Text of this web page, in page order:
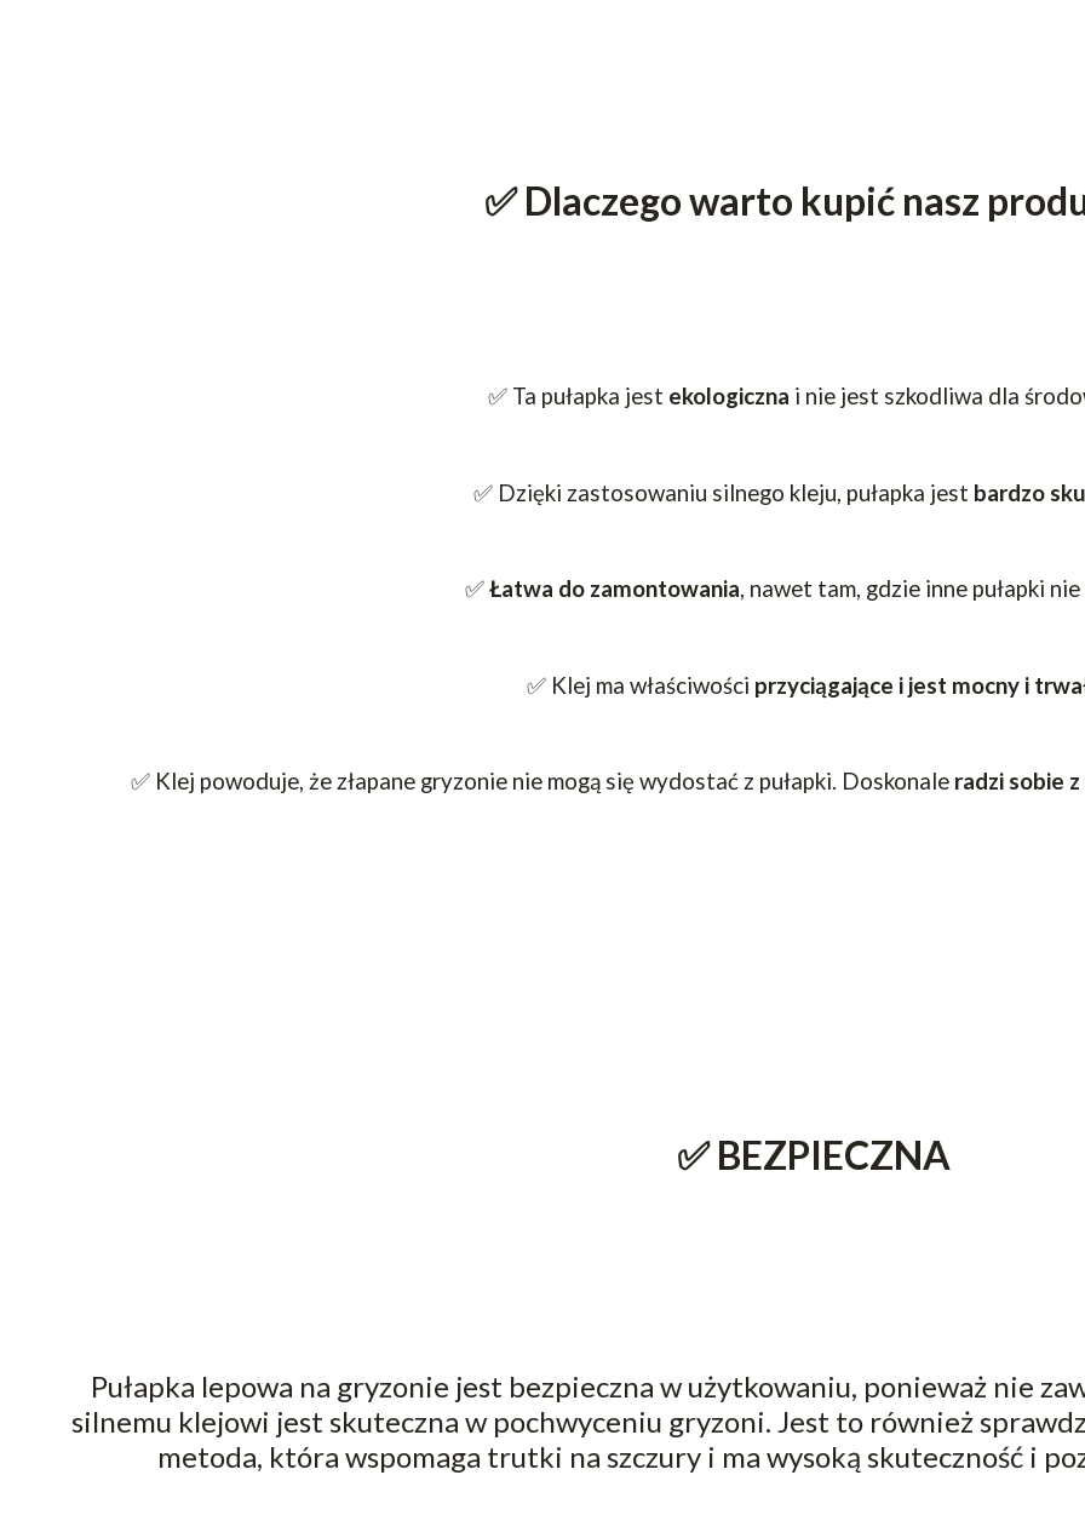
✅ Dlaczego warto kupić nasz
✅ Ta pułapka jest ekologiczna i nie jest szkodliwa dla
✅ Dzięki zastosowaniu silnego kleju, pułapka jest bardzo
✅Łatwa do zamontowania, nawet tam, gdzie inne pułapki nie
✅ Klej ma właściwości przyciągające i jest mocny i
✅ Klej powoduje, że złapane gryzonie nie mogą się wydostać z pułapki. Doskonale radzi sobie
✅ BEZPIECZNA
Pułapka lepowa na gryzonie jest bezpieczna w użytkowaniu, ponieważ nie
silnemu klejowi jest skuteczna w pochwyceniu gryzoni. Jest to również
metoda, która wspomaga trutki na szczury i ma wysoką skuteczność i